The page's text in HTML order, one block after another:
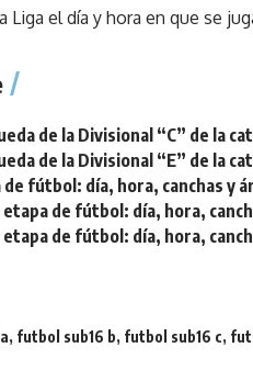
Liga el día y hora en que se
de la Divisional “C” de la
de la Divisional “E” de la
fútbol: día, hora, canchas y
de fútbol: día, hora,
de fútbol: día, hora,
, futbol sub16 b, futbol sub16 c,